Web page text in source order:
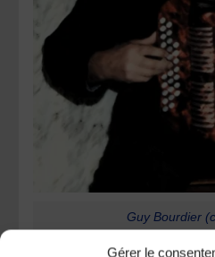
Gérer le
Guy Bourdier